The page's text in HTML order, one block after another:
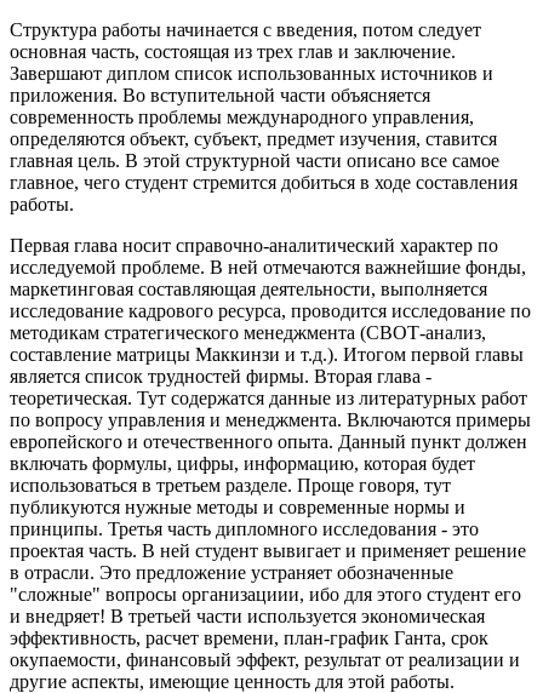
Структура работы начинается с введения, потом следует
основная часть, состоящая из трех глав и заключение.
Завершают диплом список использованных источников и
приложения. Во вступительной части объясняется
современность проблемы международного управления,
определяются объект, субъект, предмет изучения, ставится
главная цель. В этой структурной части описано все самое
главное, чего студент стремится добиться в ходе составления
работы.
Первая глава носит справочно-аналитический характер по
исследуемой проблеме. В ней отмечаются важнейшие фонды,
маркетинговая составляющая деятельности, выполняется
исследование кадрового ресурса, проводится исследование по
методикам стратегического менеджмента (СВОТ-анализ,
составление матрицы Маккинзи и т.д.). Итогом первой главы
является список трудностей фирмы. Вторая глава -
теоретическая. Тут содержатся данные из литературных работ
по вопросу управления и менеджмента. Включаются примеры
европейского и отечественного опыта. Данный пункт должен
включать формулы, цифры, информацию, которая будет
использоваться в третьем разделе. Проще говоря, тут
публикуются нужные методы и современные нормы и
принципы. Третья часть дипломного исследования - это
проектая часть. В ней студент вывигает и применяет решение
в отрасли. Это предложение устраняет обозначенные
"сложные" вопросы организациии, ибо для этого студент его
и внедряет! В третьей части используется экономическая
эффективность, расчет времени, план-график Ганта, срок
окупаемости, финансовый эффект, результат от реализации и
другие аспекты, имеющие ценность для этой работы.